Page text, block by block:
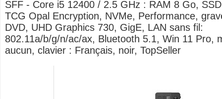
SFF - Core i5 12400 / 2.5 GHz : RAM 8 Go,
TCG Opal Encryption, NVMe, Performance,
DVD, UHD Graphics 730, GigE, LAN sans fil:
802.11a/b/g/n/ac/ax, Bluetooth 5.1, Win 11 Pro,
aucun, clavier : Français, noir, TopSeller